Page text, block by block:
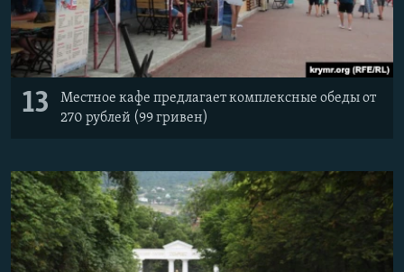
13
Местное кафе предлагает комплексные обеды от
270 рублей (99 гривен)